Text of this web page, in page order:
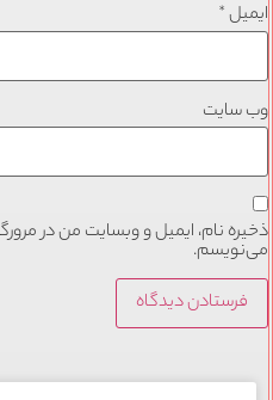
ایمیل*
وب‌ سایت
ذخیره نام، ایمیل و وبسایت من در
می‌نویسم.